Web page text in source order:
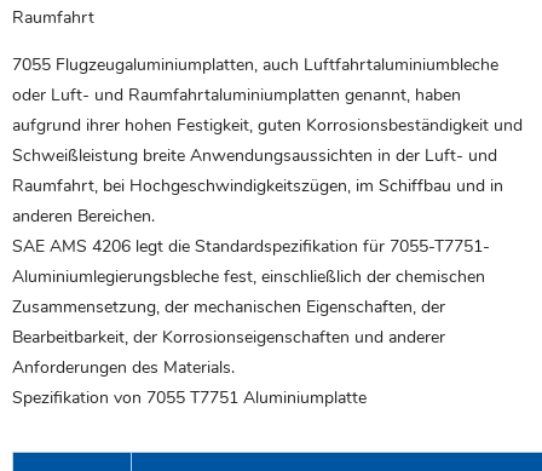
Raumfahrt
7055 Flugzeugaluminiumplatten, auch Luftfahrtaluminiumbleche
oder Luft- und Raumfahrtaluminiumplatten genannt, haben
aufgrund ihrer hohen Festigkeit, guten Korrosionsbeständigkeit und
Schweißleistung breite Anwendungsaussichten in der Luft- und
Raumfahrt, bei Hochgeschwindigkeitszügen, im Schiffbau und in
anderen Bereichen.
SAE AMS 4206 legt die Standardspezifikation für 7055-T7751-
Aluminiumlegierungsbleche fest, einschließlich der chemischen
Zusammensetzung, der mechanischen Eigenschaften, der
Bearbeitbarkeit, der Korrosionseigenschaften und anderer
Anforderungen des Materials.
Spezifikation von 7055 T7751 Aluminiumplatte